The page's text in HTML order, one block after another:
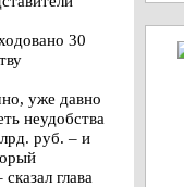
30
уже давно
неудобства
руб. – и
глава